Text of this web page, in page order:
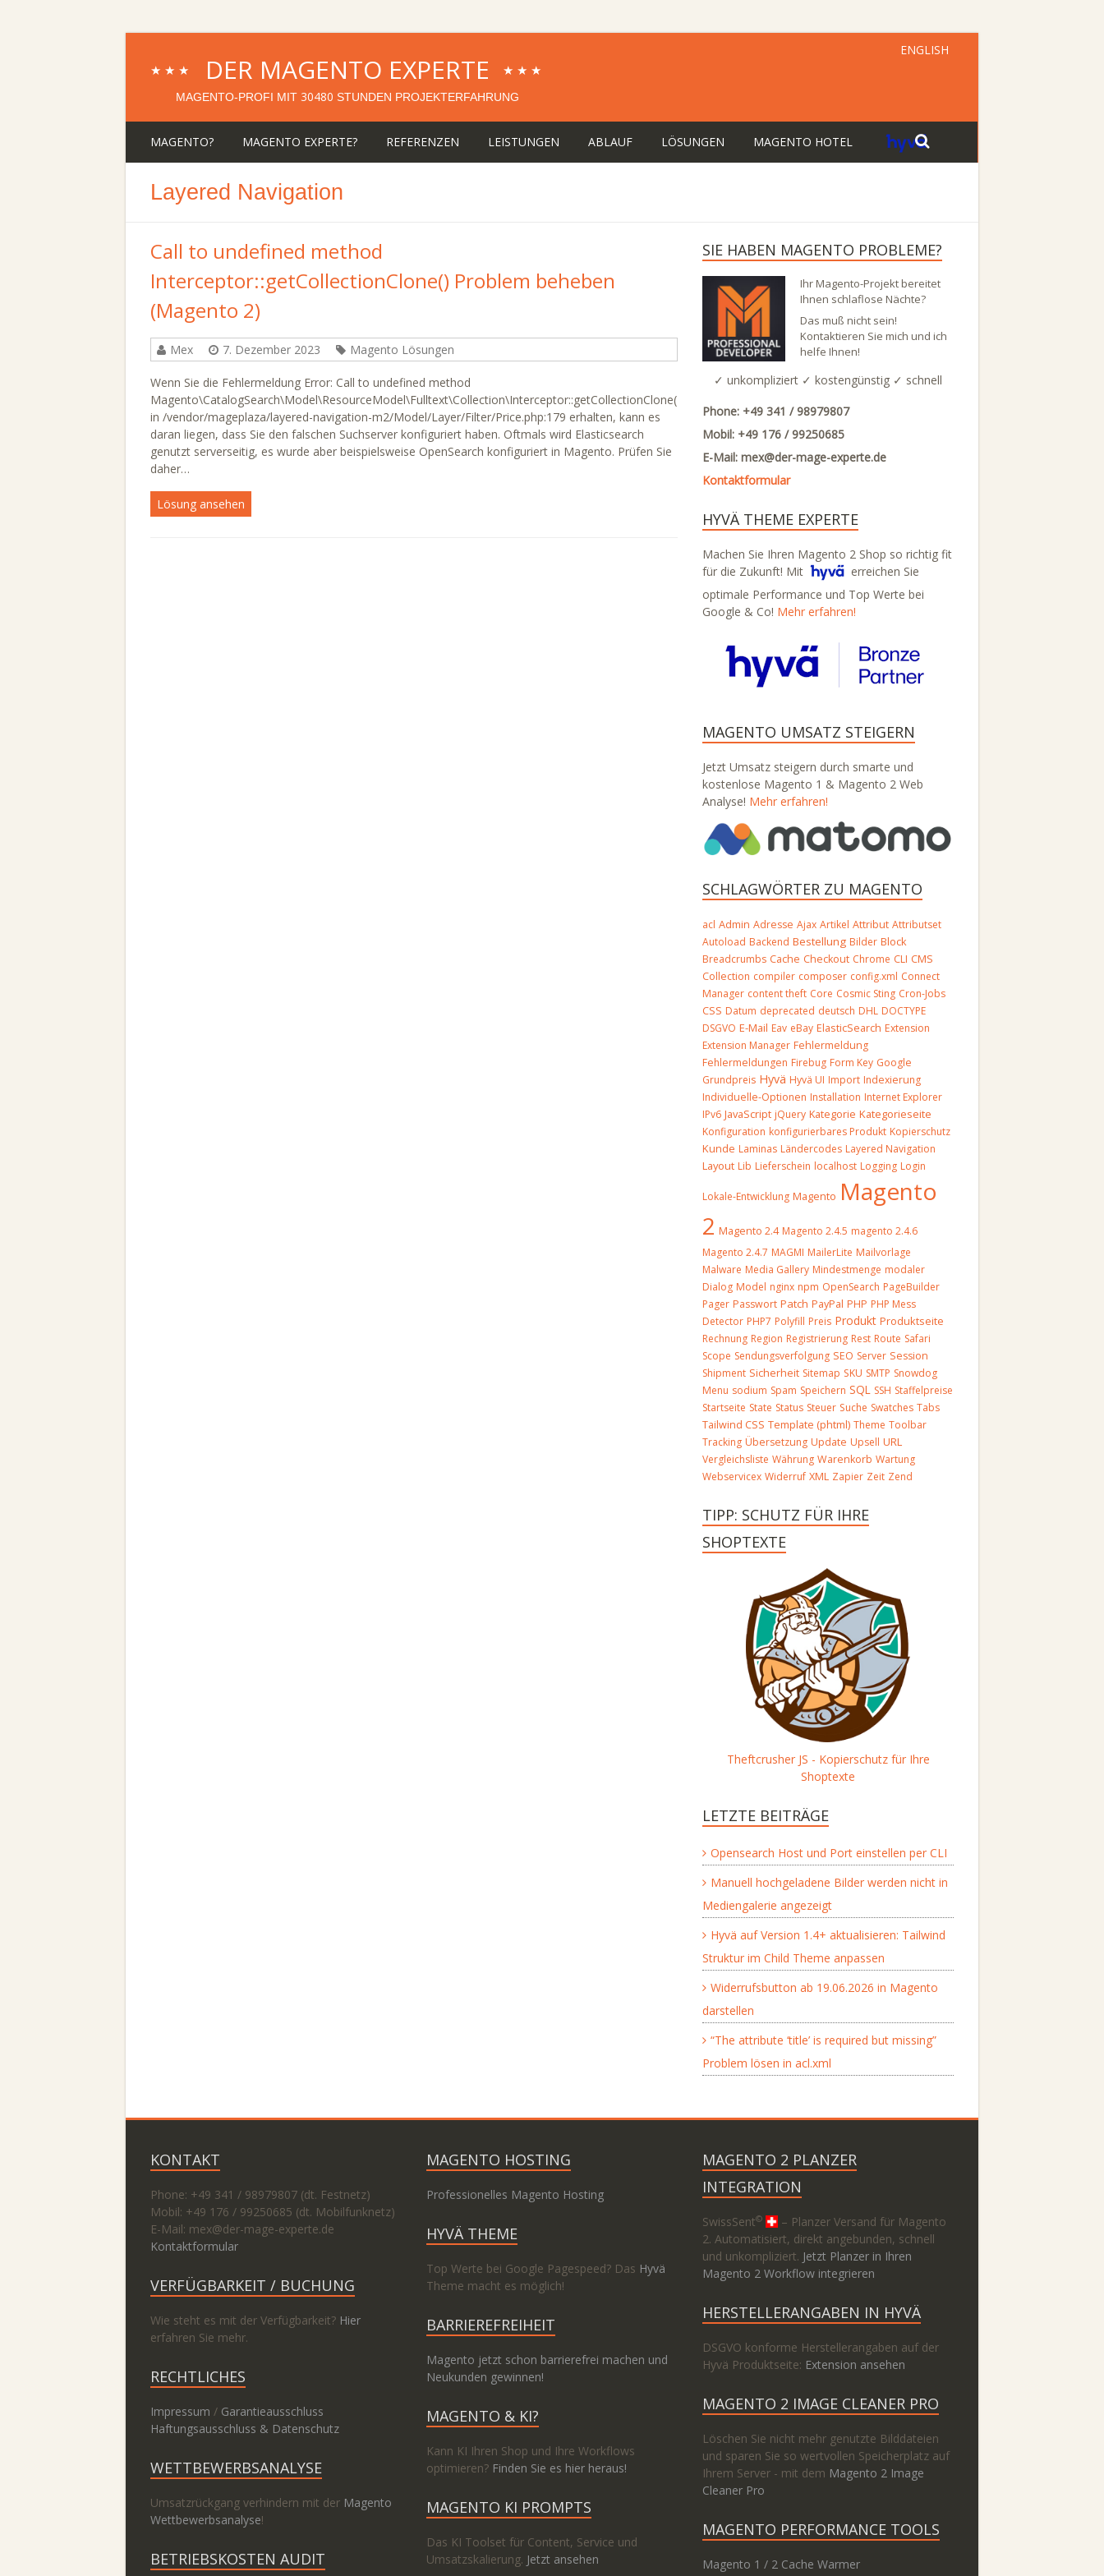
★★★ DER MAGENTO EXPERTE ★★★
MAGENTO-PROFI MIT 30480 STUNDEN PROJEKTERFAHRUNG
ENGLISH
MAGENTO? MAGENTO EXPERTE? REFERENZEN LEISTUNGEN ABLAUF LÖSUNGEN MAGENTO HOTEL
Layered Navigation
Call to undefined method
Interceptor::getCollectionClone() Problem beheben
(Magento 2)
Mex 7. Dezember 2023 Magento Lösungen
Wenn Sie die Fehlermeldung Error: Call to undefined method
Magento\CatalogSearch\Model\ResourceModel\Fulltext\Collection\Interceptor::getCollectionClone()
in /vendor/mageplaza/layered-navigation-m2/Model/Layer/Filter/Price.php:179 erhalten, kann es
daran liegen, dass Sie den falschen Suchserver konfiguriert haben. Oftmals wird Elasticsearch
genutzt serverseitig, es wurde aber beispielsweise OpenSearch konfiguriert in Magento. Prüfen Sie
daher…
Lösung ansehen
SIE HABEN MAGENTO PROBLEME?
Ihr Magento-Projekt bereitet
Ihnen schlaflose Nächte?
Das muß nicht sein!
Kontaktieren Sie mich und ich
helfe Ihnen!
✓ unkompliziert ✓ kostengünstig ✓ schnell
Phone: +49 341 / 98979807
Mobil: +49 176 / 99250685
E-Mail: mex@der-mage-experte.de
Kontaktformular
HYVÄ THEME EXPERTE
Machen Sie Ihren Magento 2 Shop so richtig fit
für die Zukunft! Mit
erreichen Sie
optimale Performance und Top Werte bei
Google & Co! Mehr erfahren!
MAGENTO UMSATZ STEIGERN
Jetzt Umsatz steigern durch smarte und
kostenlose Magento 1 & Magento 2 Web
Analyse! Mehr erfahren!
SCHLAGWÖRTER ZU MAGENTO
acl Admin Adresse Ajax Artikel Attribut Attributset
Autoload Backend Bestellung Bilder Block
Breadcrumbs Cache Checkout Chrome CLI CMS
Collection compiler composer config.xml Connect
Manager content theft Core Cosmic Sting Cron-Jobs
CSS Datum deprecated deutsch DHL DOCTYPE
DSGVO E-Mail Eav eBay ElasticSearch Extension
Extension Manager Fehlermeldung
Fehlermeldungen Firebug Form Key Google
Grundpreis Hyvä Hyvä UI Import Indexierung
Individuelle-Optionen Installation Internet Explorer
IPv6 JavaScript jQuery Kategorie Kategorieseite
Konfiguration konfigurierbares Produkt Kopierschutz
Kunde Laminas Ländercodes Layered Navigation
Layout Lib Lieferschein localhost Logging Login
Lokale-Entwicklung Magento Magento
2 Magento 2.4 Magento 2.4.5 magento 2.4.6
Magento 2.4.7 MAGMI MailerLite Mailvorlage
Malware Media Gallery Mindestmenge modaler
Dialog Model nginx npm OpenSearch PageBuilder
Pager Passwort Patch PayPal PHP PHP Mess
Detector PHP7 Polyfill Preis Produkt Produktseite
Rechnung Region Registrierung Rest Route Safari
Scope Sendungsverfolgung SEO Server Session
Shipment Sicherheit Sitemap SKU SMTP Snowdog
Menu sodium Spam Speichern SQL SSH Staffelpreise
Startseite State Status Steuer Suche Swatches Tabs
Tailwind CSS Template (phtml) Theme Toolbar
Tracking Übersetzung Update Upsell URL
Vergleichsliste Währung Warenkorb Wartung
Webservicex Widerruf XML Zapier Zeit Zend
TIPP: SCHUTZ FÜR IHRE
SHOPTEXTE
Theftcrusher JS - Kopierschutz für Ihre
Shoptexte
LETZTE BEITRÄGE
Opensearch Host und Port einstellen per CLI
Manuell hochgeladene Bilder werden nicht in
Mediengalerie angezeigt
Hyvä auf Version 1.4+ aktualisieren: Tailwind
Struktur im Child Theme anpassen
Widerrufsbutton ab 19.06.2026 in Magento
darstellen
“The attribute ‘title’ is required but missing”
Problem lösen in acl.xml
KONTAKT
Phone: +49 341 / 98979807 (dt. Festnetz)
Mobil: +49 176 / 99250685 (dt. Mobilfunknetz)
E-Mail: mex@der-mage-experte.de
Kontaktformular
VERFÜGBARKEIT / BUCHUNG
Wie steht es mit der Verfügbarkeit? Hier
erfahren Sie mehr.
RECHTLICHES
Impressum / Garantieausschluss
Haftungsausschluss & Datenschutz
WETTBEWERBSANALYSE
Umsatzrückgang verhindern mit der Magento
Wettbewerbsanalyse!
BETRIEBSKOSTEN AUDIT
MAGENTO HOSTING
Professionelles Magento Hosting
HYVÄ THEME
Top Werte bei Google Pagespeed? Das Hyvä
Theme macht es möglich!
BARRIEREFREIHEIT
Magento jetzt schon barrierefrei machen und
Neukunden gewinnen!
MAGENTO & KI?
Kann KI Ihren Shop und Ihre Workflows
optimieren? Finden Sie es hier heraus!
MAGENTO KI PROMPTS
Das KI Toolset für Content, Service und
Umsatzskalierung. Jetzt ansehen
MAGENTO 2 PLANZER
INTEGRATION
SwissSent©
– Planzer Versand für Magento
2. Automatisiert, direkt angebunden, schnell
und unkompliziert. Jetzt Planzer in Ihren
Magento 2 Workflow integrieren
HERSTELLERANGABEN IN HYVÄ
DSGVO konforme Herstellerangaben auf der
Hyvä Produktseite: Extension ansehen
MAGENTO 2 IMAGE CLEANER PRO
Löschen Sie nicht mehr genutzte Bilddateien
und sparen Sie so wertvollen Speicherplatz auf
Ihrem Server - mit dem Magento 2 Image
Cleaner Pro
MAGENTO PERFORMANCE TOOLS
Magento 1 / 2 Cache Warmer